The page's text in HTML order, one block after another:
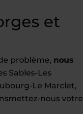
et
problème, nous
Sables-Les
Le Marclet,
nous votre